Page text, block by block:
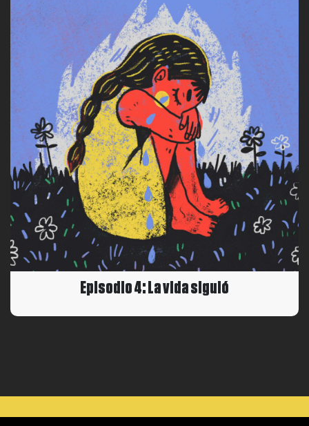
Episodio 4: La vida siguió